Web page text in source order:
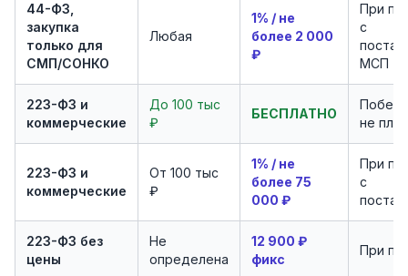
44-ФЗ,
закупка
только для
СМП/СОНКО
Любая
1% / не
более 2 000
₽
При
с
МСП
223-ФЗ и
коммерческие
До 100 тыс
₽
БЕСПЛАТНО
не
223-ФЗ и
коммерческие
От 100 тыс
₽
1% / не
более 75
000 ₽
При
с
223-ФЗ без
цены
Не
определена
12 900 ₽
фикс
При